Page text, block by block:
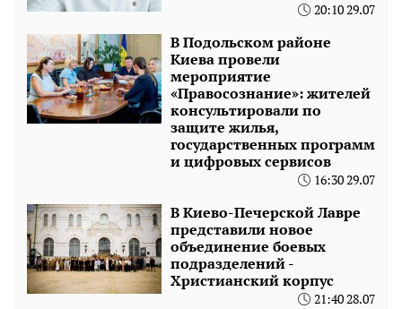
20:10 29.07
В Подольском районе
Киева провели
мероприятие
«Правосознание»: жителей
консультировали по
защите жилья,
государственных программ
и цифровых сервисов
16:30 29.07
В Киево-Печерской Лавре
представили новое
объединение боевых
подразделений -
Христианский корпус
21:40 28.07